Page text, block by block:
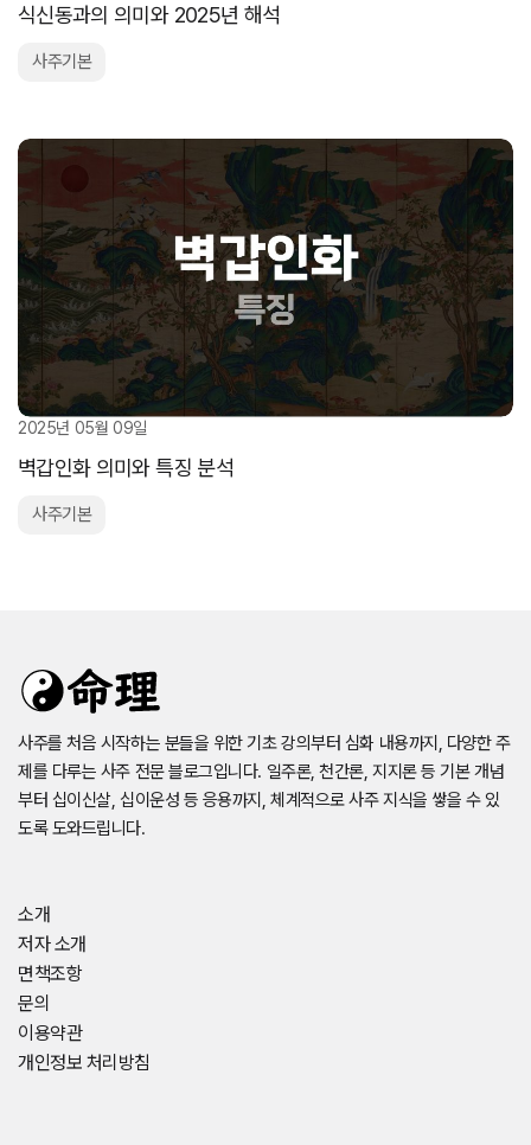
식신동과의 의미와 2025년 해석
사주기본
2025년 05월 09일
벽갑인화 의미와 특징 분석
사주기본
사주를 처음 시작하는 분들을 위한 기초 강의부터 심화 내용까지, 다양한 주
제를 다루는 사주 전문 블로그입니다. 일주론, 천간론, 지지론 등 기본 개념
부터 십이신살, 십이운성 등 응용까지, 체계적으로 사주 지식을 쌓을 수 있
도록 도와드립니다.
소개
저자 소개
면책조항
문의
이용약관
개인정보 처리방침